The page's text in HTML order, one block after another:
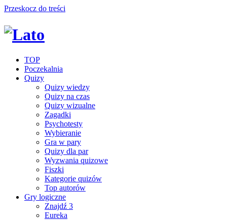
Przeskocz do treści
TOP
Poczekalnia
Quizy
Quizy wiedzy
Quizy na czas
Quizy wizualne
Zagadki
Psychotesty
Wybieranie
Gra w pary
Quizy dla par
Wyzwania quizowe
Fiszki
Kategorie quizów
Top autorów
Gry logiczne
Znajdź 3
Eureka